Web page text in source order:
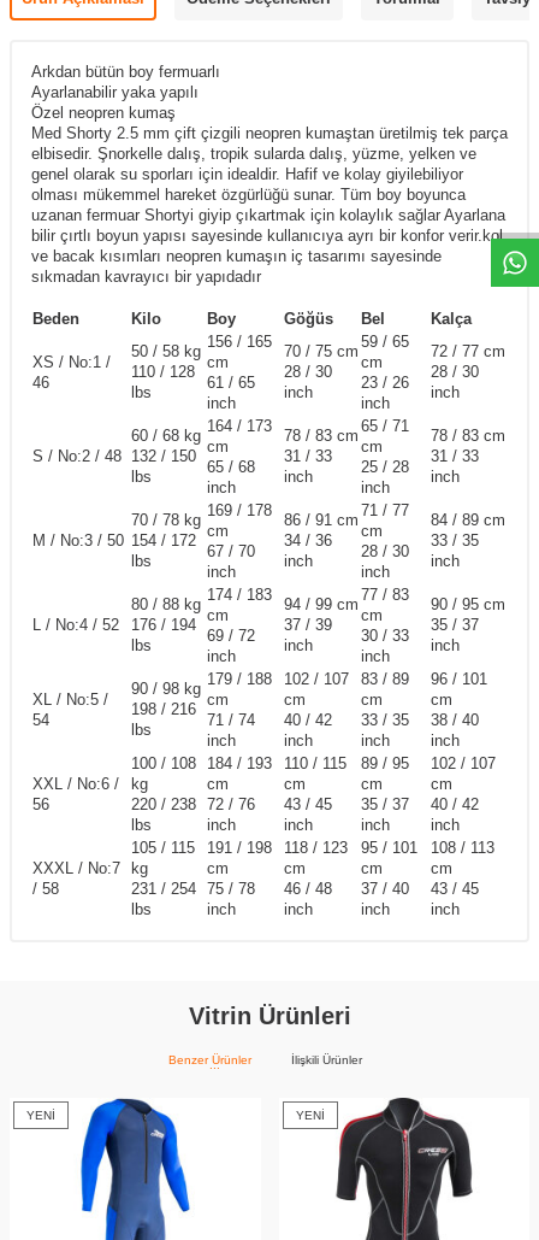
Arkdan bütün boy fermuarlı
Ayarlanabilir yaka yapılı
Özel neopren kumaş
Med Shorty 2.5 mm çift çizgili neopren kumaştan üretilmiş tek parça
elbisedir. Şnorkelle dalış, tropik sularda dalış, yüzme, yelken ve
genel olarak su sporları için idealdir. Hafif ve kolay giyilebiliyor
olması mükemmel hareket özgürlüğü sunar. Tüm boy boyunca
uzanan fermuar Shortyi giyip çıkartmak için kolaylık sağlar Ayarlana
bilir çırtlı boyun yapısı sayesinde kullanıcıya ayrı bir konfor verir.kol
ve bacak kısımları neopren kumaşın iç tasarımı sayesinde
sıkmadan kavrayıcı bir yapıdadır
Beden Kilo Boy Göğüs Bel Kalça
XS / No:1 /
46
50 / 58 kg
110 / 128
lbs
156 / 165
cm
61 / 65
inch
70 / 75 cm
28 / 30
inch
59 / 65
cm
23 / 26
inch
72 / 77 cm
28 / 30
inch
S / No:2 / 48
60 / 68 kg
132 / 150
lbs
164 / 173
cm
65 / 68
inch
78 / 83 cm
31 / 33
inch
65 / 71
cm
25 / 28
inch
78 / 83 cm
31 / 33
inch
M / No:3 / 50
70 / 78 kg
154 / 172
lbs
169 / 178
cm
67 / 70
inch
86 / 91 cm
34 / 36
inch
71 / 77
cm
28 / 30
inch
84 / 89 cm
33 / 35
inch
L / No:4 / 52
80 / 88 kg
176 / 194
lbs
174 / 183
cm
69 / 72
inch
94 / 99 cm
37 / 39
inch
77 / 83
cm
30 / 33
inch
90 / 95 cm
35 / 37
inch
XL / No:5 /
54
90 / 98 kg
198 / 216
lbs
179 / 188
cm
71 / 74
inch
102 / 107
cm
40 / 42
inch
83 / 89
cm
33 / 35
inch
96 / 101
cm
38 / 40
inch
XXL / No:6 /
56
100 / 108
kg
220 / 238
lbs
184 / 193
cm
72 / 76
inch
110 / 115
cm
43 / 45
inch
89 / 95
cm
35 / 37
inch
102 / 107
cm
40 / 42
inch
XXXL / No:7
/ 58
105 / 115
kg
231 / 254
lbs
191 / 198
cm
75 / 78
inch
118 / 123
cm
46 / 48
inch
95 / 101
cm
37 / 40
inch
108 / 113
cm
43 / 45
inch
Vitrin Ürünleri
Benzer Ürünler İlişkili Ürünler
YENI YENI